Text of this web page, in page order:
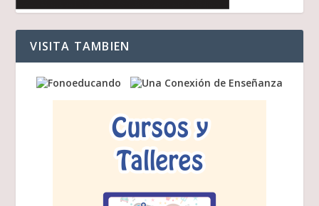
VISITA TAMBIEN